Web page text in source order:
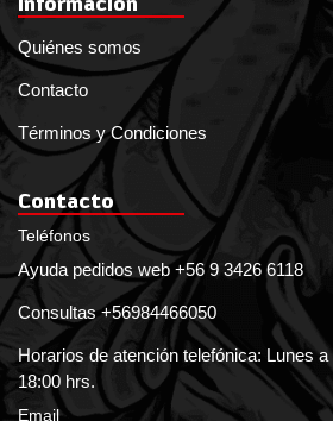
Quiénes somos
Contacto
Términos y Condiciones
Contacto
Teléfonos
Ayuda pedidos web +56 9 3426 6118
Consultas +56984466050
Horarios de atención telefónica: Lunes
18:00 hrs.
Email